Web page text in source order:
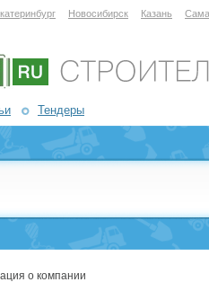
Новосибирск Казань
Тендеры
о компании